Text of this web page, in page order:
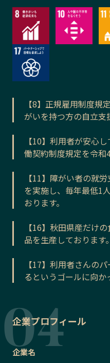
【8】正規雇用制度規
がいを持つ方の自立支
【10】利用者が安心
働契約制度規定を令和
【11】障がい者の就
を実施し、毎年最低1
おります。
【16】秋田県産だけ
品を生産しております。
【17】利用者さんの
るというゴールに向か
企業プロフィール
企業名